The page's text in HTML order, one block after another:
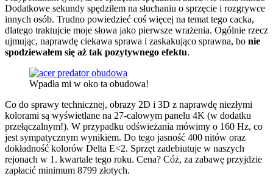
Dodatkowe sekundy spędziłem na słuchaniu o sprzęcie i rozgrywce
innych osób. Trudno powiedzieć coś więcej na temat tego cacka,
dlatego traktujcie moje słowa jako pierwsze wrażenia. Ogólnie rzecz
ujmując, naprawdę ciekawa sprawa i zaskakująco sprawna, bo nie
spodziewałem się aż tak pozytywnego efektu.
Wpadła mi w oko ta obudowa!
Co do sprawy technicznej, obrazy 2D i 3D z naprawdę niezłymi
kolorami są wyświetlane na 27-calowym panelu 4K (w dodatku
przełączalnym!). W przypadku odświeżania mówimy o 160 Hz, co
jest sympatycznym wynikiem. Do tego jasność 400 nitów oraz
dokładność kolorów Delta E<2. Sprzęt zadebiutuje w naszych
rejonach w 1. kwartale tego roku. Cena? Cóż, za zabawę przyjdzie
zapłacić minimum 8799 złotych.